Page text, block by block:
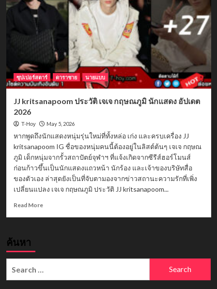
ซุปเปอร์สตาร์ ดาราชาย นายแบบ
JJ kritsanapoom ประวัติ เจเจ กฤษณภูมิ นักแสดง อัปเดต
2026
T-Hoy May 5, 2026
หากพูดถึงนักแสดงหนุ่มรุ่นใหม่ที่ทั้งหล่อ เก่ง และครบเครื่อง JJ
kritsanapoom IG ชื่อของหนุ่มคนนี้ต้องอยู่ในลิสต์ต้นๆ เจเจ กฤษณ
ภูมิ เด็กหนุ่มจากรั้วสถาปัตย์จุฬาฯ ที่แจ้งเกิดจากซีรีส์ฮอร์โมนส์
ก่อนก้าวขึ้นเป็นนักแสดงแถวหน้า นักร้อง และเจ้าของบริษัทสื่อ
ของตัวเอง ล่าสุดยังเป็นที่จับตามองจากข่าวสถานะความรักที่เพิ่ง
เปลี่ยนแปลง เจเจ กฤษณภูมิ ประวัติ JJ kritsanapoom...
Read MoreRead
เจเจ
ค้นหา